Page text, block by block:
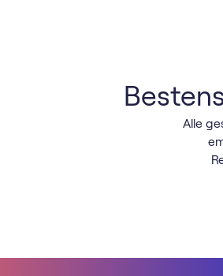
Alle